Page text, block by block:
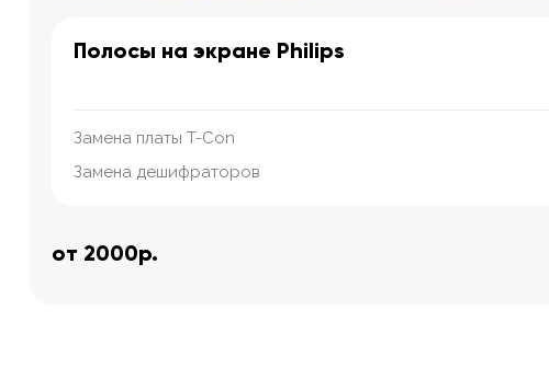
Полосы на экране Philips
Замена платы T-Con
Замена дешифраторов
от 2000р.